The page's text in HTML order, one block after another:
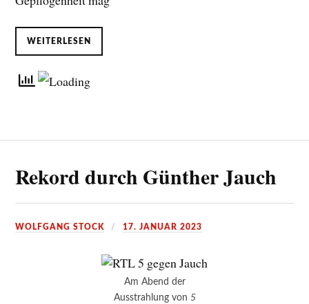
WEITERLESEN
Rekord durch Günther Jauch
WOLFGANG STOCK 17. JANUAR 2023
Am Abend der
Ausstrahlung von 5